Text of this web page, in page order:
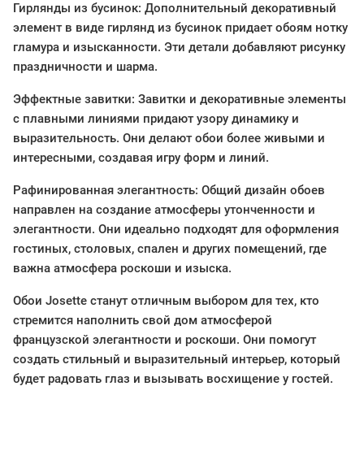
Гирлянды из бусинок: Дополнительный декоративный
элемент в виде гирлянд из бусинок придает обоям нотку
гламура и изысканности. Эти детали добавляют рисунку
праздничности и шарма.
Эффектные завитки: Завитки и декоративные элементы
с плавными линиями придают узору динамику и
выразительность. Они делают обои более живыми и
интересными, создавая игру форм и линий.
Рафинированная элегантность: Общий дизайн обоев
направлен на создание атмосферы утонченности и
элегантности. Они идеально подходят для оформления
гостиных, столовых, спален и других помещений, где
важна атмосфера роскоши и изыска.
Обои Josette станут отличным выбором для тех, кто
стремится наполнить свой дом атмосферой
французской элегантности и роскоши. Они помогут
создать стильный и выразительный интерьер, который
будет радовать глаз и вызывать восхищение у гостей.